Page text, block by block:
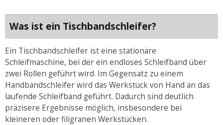
Was ist ein Tischbandschleifer?
Ein Tischbandschleifer ist eine stationäre
Schleifmaschine, bei der ein endloses Schleifband über
zwei Rollen geführt wird. Im Gegensatz zu einem
Handbandschleifer wird das Werkstück von Hand an das
laufende Schleifband geführt. Dadurch sind deutlich
präzisere Ergebnisse möglich, insbesondere bei
kleineren oder filigranen Werkstücken.